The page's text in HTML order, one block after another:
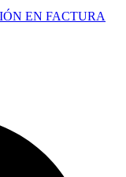
EN FACTURA